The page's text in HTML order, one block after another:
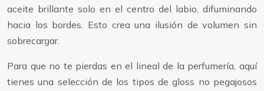
aceite brillante solo en el centro del labio, difuminando
hacia los bordes. Esto crea una ilusión de volumen sin
sobrecargar.
Para que no te pierdas en el lineal de la perfumería, aquí
tienes una selección de los tipos de gloss no pegajosos